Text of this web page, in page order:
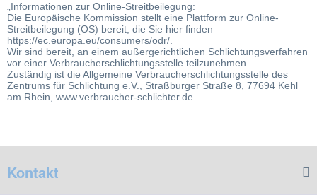
„Informationen zur Online-Streitbeilegung:
Die Europäische Kommission stellt eine Plattform zur Online-
Streitbeilegung (OS) bereit, die Sie hier finden
https://ec.europa.eu/consumers/odr/.
Wir sind bereit, an einem außergerichtlichen Schlichtungsverfahren
vor einer Verbraucherschlichtungsstelle teilzunehmen.
Zuständig ist die Allgemeine Verbraucherschlichtungsstelle des
Zentrums für Schlichtung e.V., Straßburger Straße 8, 77694 Kehl
am Rhein, www.verbraucher-schlichter.de.
Kontakt